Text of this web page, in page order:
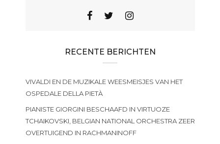
RECENTE BERICHTEN
VIVALDI EN DE MUZIKALE WEESMEISJES VAN HET
OSPEDALE DELLA PIETÀ
PIANISTE GIORGINI BESCHAAFD IN VIRTUOZE
TCHAIKOVSKI, BELGIAN NATIONAL ORCHESTRA ZEER
OVERTUIGEND IN RACHMANINOFF